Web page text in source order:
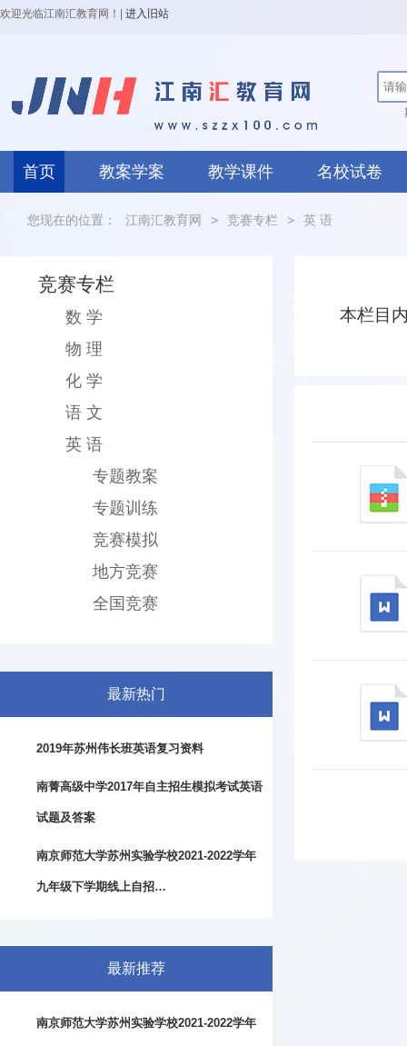
欢迎光临江南汇教育网！ 进入旧站
首页 教案学案 教学课件 名校试卷
您现在的位置： 江南汇教育网 > 竞赛专栏 > 英 语
本栏目
竞赛专栏
数 学
物 理
化 学
语 文
英 语
专题教案
专题训练
竞赛模拟
地方竞赛
全国竞赛
最新热门
2019年苏州伟长班英语复习资料
南菁高级中学2017年自主招生模拟考试英语
试题及答案
南京师范大学苏州实验学校2021-2022学年
九年级下学期线上自招…
最新推荐
南京师范大学苏州实验学校2021-2022学年